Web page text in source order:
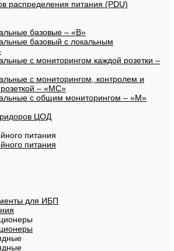
распределения питания (PDU)
базовые – «В»
базовый с локальным
с мониторингом каждой розетки –
с мониторингом, контролем и
– «МС»
с общим мониторингом – «М»
ЦОД
питания
питания
для ИБП